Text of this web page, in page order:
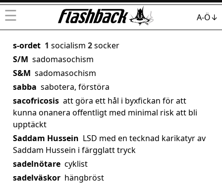
☰ A-Ö↓
s-ordet 1 socialism 2socker
S/M sadomasochism
S&M sadomasochism
sabba sabotera, förstöra
sacofricosis att göra ett hål i byxfickan för att
kunna onanera offentligt med minimal risk att bli
upptäckt
Saddam Hussein LSD med en tecknad karikatyr av
Saddam Hussein i färgglatt tryck
sadelnötare cyklist
sadelväskor hängbröst